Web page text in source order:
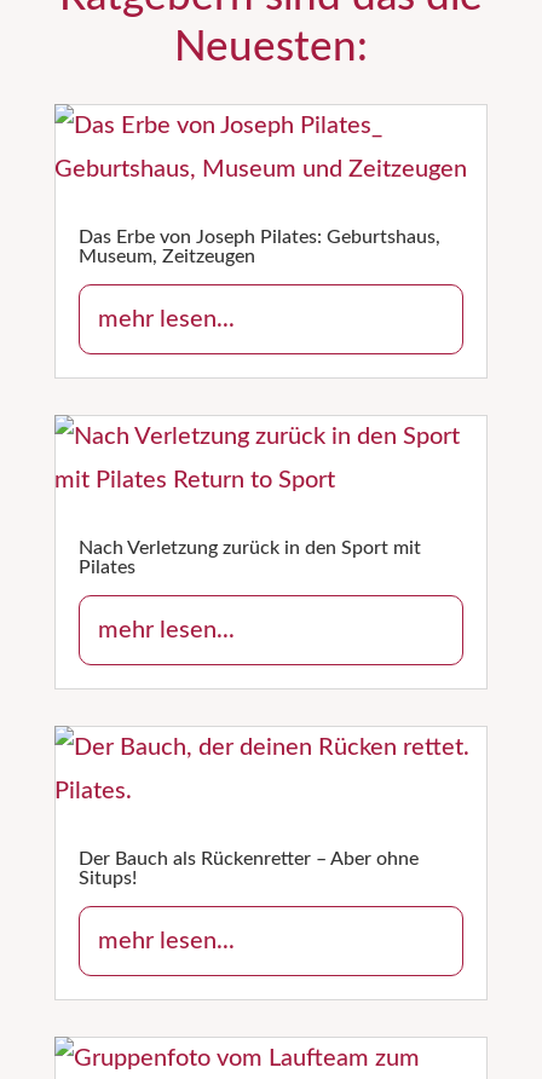
Neuesten:
Das Erbe von Joseph Pilates: Geburtshaus,
Museum, Zeitzeugen
mehr lesen...
Nach Verletzung zurück in den Sport mit
Pilates
mehr lesen...
Der Bauch als Rückenretter – Aber ohne
Situps!
mehr lesen...